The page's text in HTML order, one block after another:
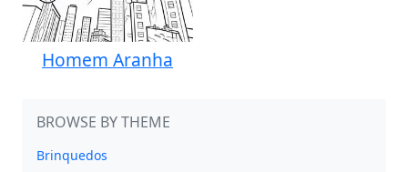
Homem Aranha
BROWSE BY THEME
Brinquedos